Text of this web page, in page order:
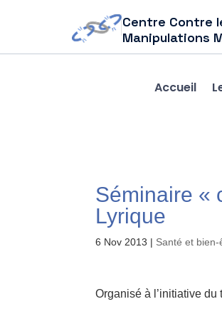
Centre Contre
Manipulations
Accueil
Séminaire «
Lyrique
6 Nov 2013 | Santé et bien-
Organisé à l’initiative